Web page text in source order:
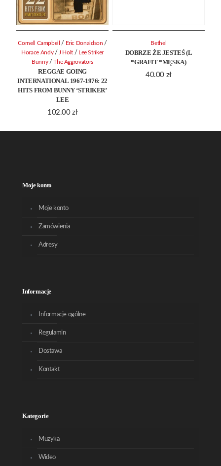
REGGAE GOING
INTERNATIONAL 1967-1976: 22
HITS FROM BUNNY ‘STRIKER’
LEE
102.00 zł
Cornell Campbell / Eric Donaldson /
Horace Andy /J Holt / Lee Striker
Bunny /The Aggrovators
DOBRZE ŻE JESTEŚ (L
*GRAFIT *MĘSKA)
40.00 zł
Bethel
Moje konto
Moje konto
Zamówienia
Adresy
Informacje
Informacje ogólne
Regulamin
Dostawa
Kontakt
Kategorie
Muzyka
Wideo